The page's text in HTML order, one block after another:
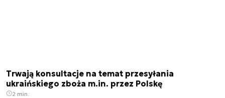
Trwają konsultacje na temat przesyłania
ukraińskiego zboża m.in. przez Polskę
2 min.